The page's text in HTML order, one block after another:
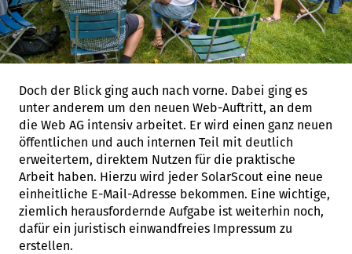
Doch der Blick ging auch nach vorne. Dabei ging es
unter anderem um den neuen Web-Auftritt, an dem
die Web AG intensiv arbeitet. Er wird einen ganz neuen
öffentlichen und auch internen Teil mit deutlich
erweitertem, direktem Nutzen für die praktische
Arbeit haben. Hierzu wird jeder SolarScout eine neue
einheitliche E-Mail-Adresse bekommen. Eine wichtige,
ziemlich herausfordernde Aufgabe ist weiterhin noch,
dafür ein juristisch einwandfreies Impressum zu
erstellen.